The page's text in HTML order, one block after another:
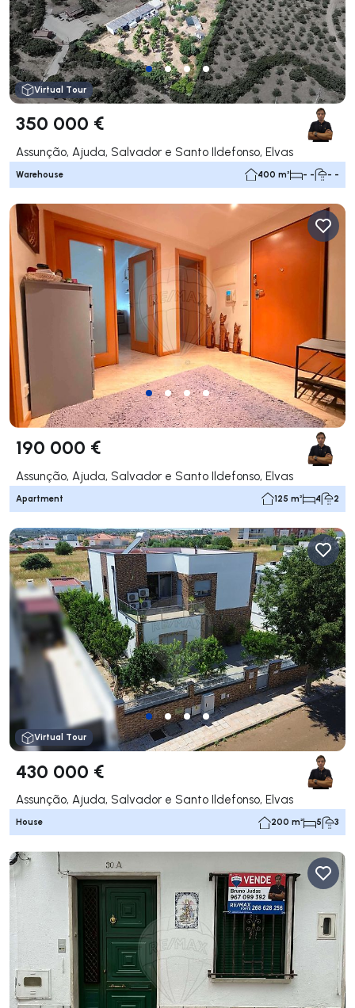
Virtual Tour
350 000 €
Assunção, Ajuda, Salvador e Santo Ildefonso, Elvas
Warehouse 400 m² - - - -
190 000 €
Assunção, Ajuda, Salvador e Santo Ildefonso, Elvas
Apartment 125 m² 4 2
Virtual Tour
430 000 €
Assunção, Ajuda, Salvador e Santo Ildefonso, Elvas
House 200 m² 5 3